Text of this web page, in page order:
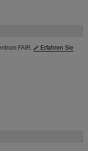
FAIR.
Erfahren Sie